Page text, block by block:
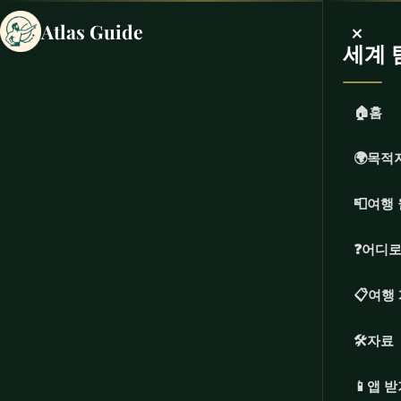
Atlas Guide ×
세계
🏠홈
🌍목적
📮여행
❓어디
📋여행
🛠️자료
📱 앱 받